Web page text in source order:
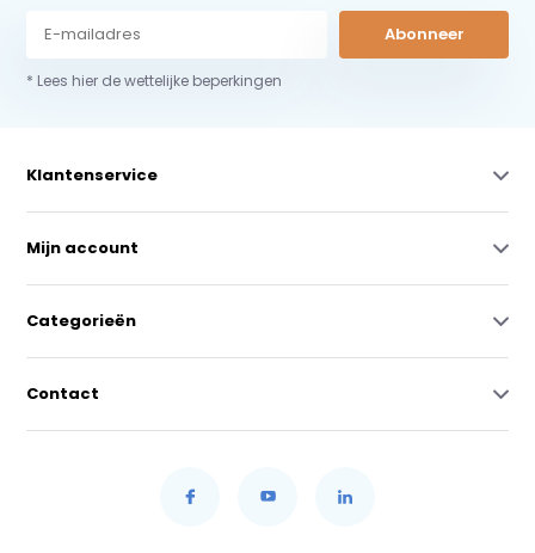
Abonneer
* Lees hier de wettelijke beperkingen
Klantenservice
Mijn account
Categorieën
Contact